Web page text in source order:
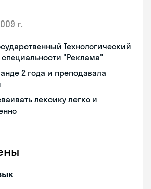
г.
Технологический
специальности "Реклама"
2 года и преподавала
лексику легко и